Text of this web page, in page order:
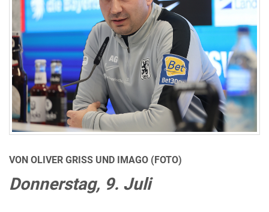
VON OLIVER GRISS UND IMAGO (FOTO)
Donnerstag, 9. Juli